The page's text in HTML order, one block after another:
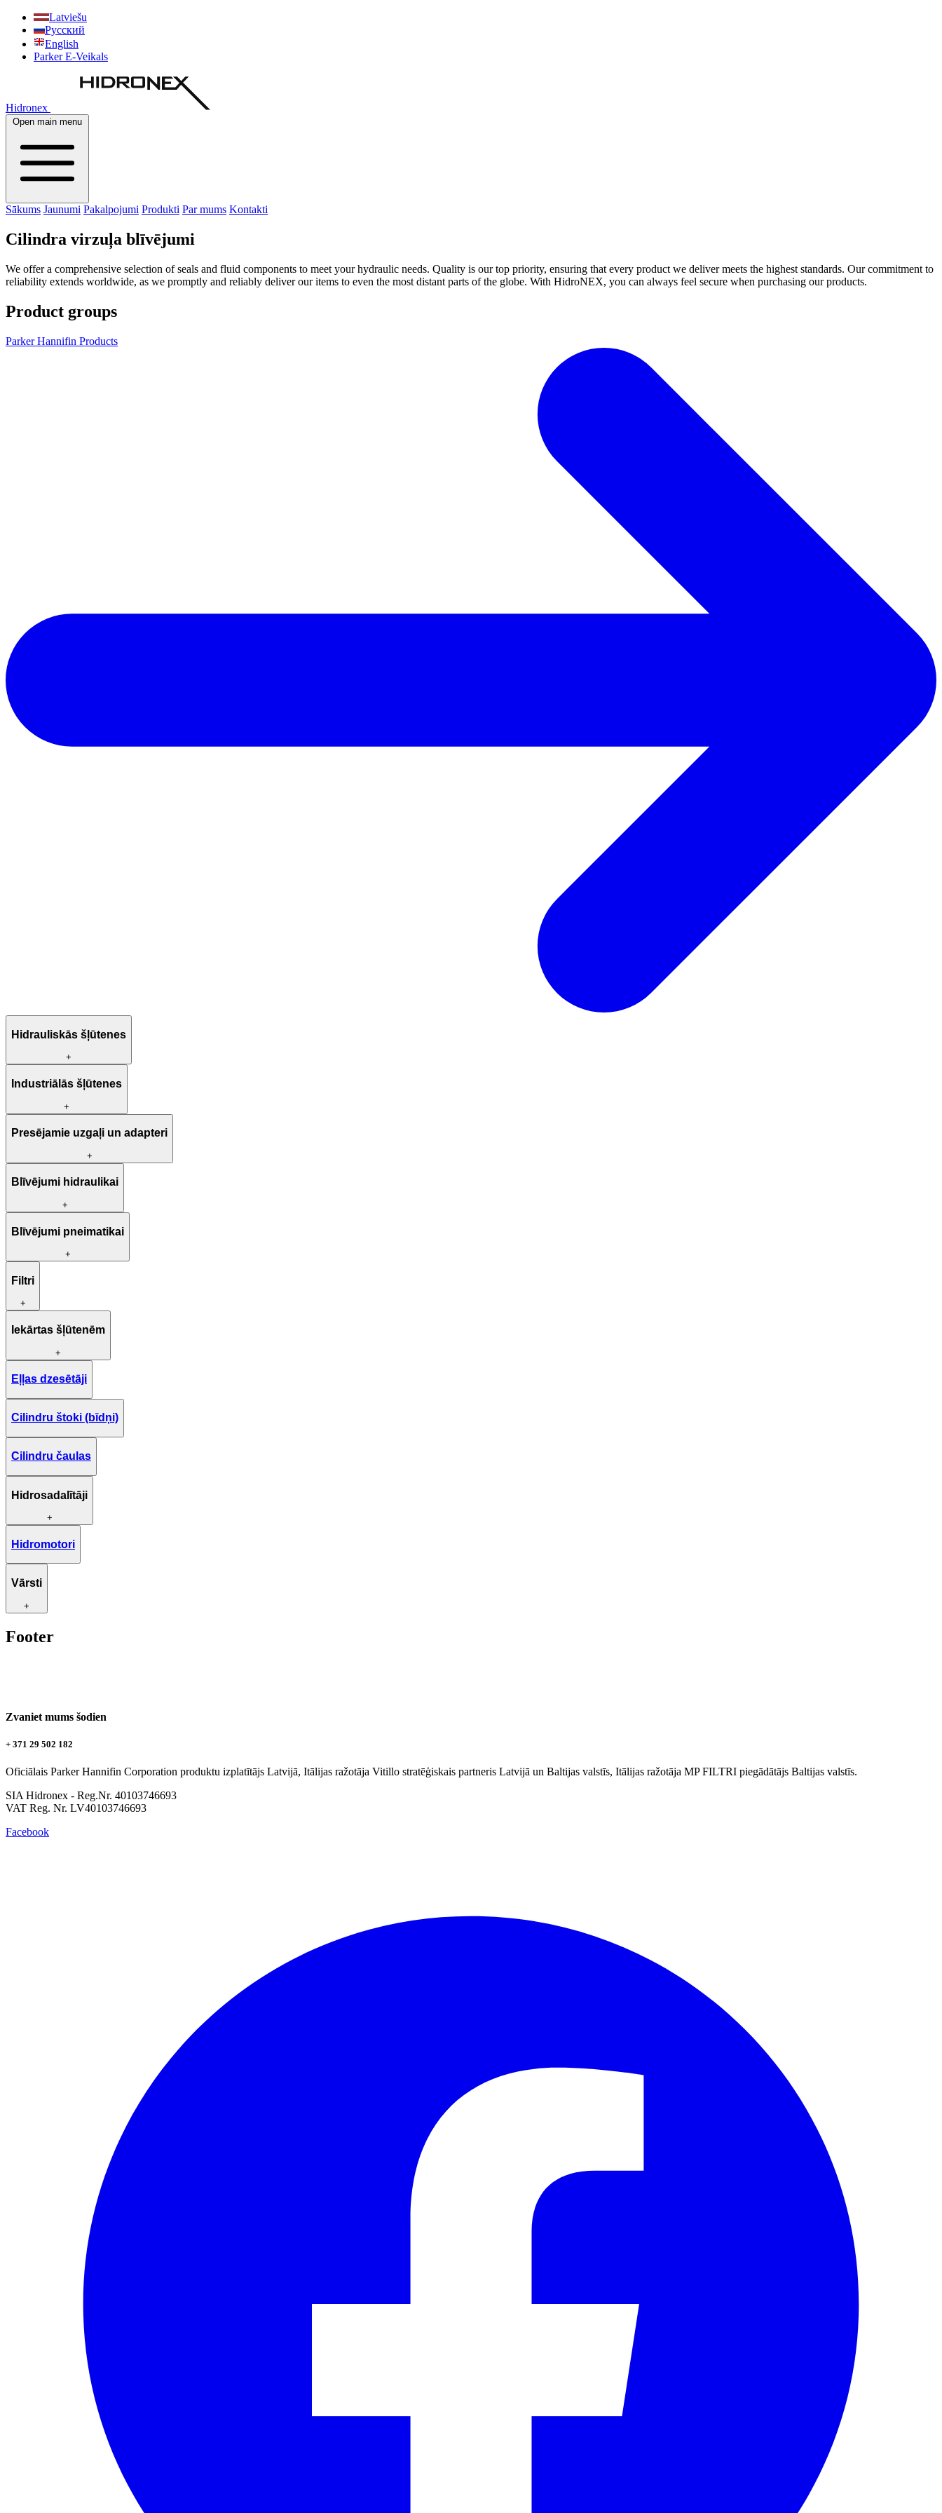
Latviešu
Русский
English
Parker E-Veikals
Hidronex
Open main menu
Sākums Jaunumi Pakalpojumi Produkti Par mums Kontakti
Cilindra virzuļa blīvējumi
We offer a comprehensive selection of seals and fluid components to meet your hydraulic needs. Quality is our top priority, ensuring that every product we deliver meets the highest standards. Our commitment to
reliability extends worldwide, as we promptly and reliably deliver our items to even the most distant parts of the globe. With HidroNEX, you can always feel secure when purchasing our products.
Product groups
Parker Hannifin Products
Hidrauliskās šļūtenes
+
Industriālās šļūtenes
+
Presējamie uzgaļi un adapteri
+
Blīvējumi hidraulikai
+
Blīvējumi pneimatikai
+
Filtri
+
Iekārtas šļūtenēm
+
Eļļas dzesētāji
Cilindru štoki (bīdņi)
Cilindru čaulas
Hidrosadalītāji
+
Hidromotori
Vārsti
+
Footer
Zvaniet mums šodien
+ 371 29 502 182
Oficiālais Parker Hannifin Corporation produktu izplatītājs Latvijā, Itālijas ražotāja Vitillo stratēģiskais partneris Latvijā un Baltijas valstīs, Itālijas ražotāja MP FILTRI piegādātājs Baltijas valstīs.
SIA Hidronex - Reg.Nr. 40103746693
VAT Reg. Nr. LV40103746693
Facebook